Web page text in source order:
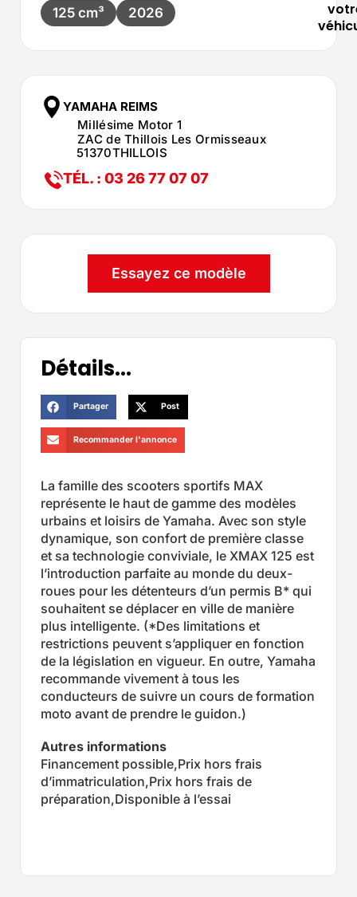
125 cm³ 2026
YAMAHA REIMS
Millésime Motor 1
ZAC de Thillois Les Ormisseaux
51370THILLOIS
TÉL. : 03 26 77 07 07
Essayez ce modèle
Détails...
Partager Post
Recommander l'annonce
La famille des scooters sportifs MAX
représente le haut de gamme des modèles
urbains et loisirs de Yamaha. Avec son style
dynamique, son confort de première classe
et sa technologie conviviale, le XMAX 125 est
l’introduction parfaite au monde du deux-
roues pour les détenteurs d’un permis B* qui
souhaitent se déplacer en ville de manière
plus intelligente. (*Des limitations et
restrictions peuvent s’appliquer en fonction
de la législation en vigueur. En outre, Yamaha
recommande vivement à tous les
conducteurs de suivre un cours de formation
moto avant de prendre le guidon.)
Autres informations
Financement possible,Prix hors frais
d’immatriculation,Prix hors frais de
préparation,Disponible à l’essai